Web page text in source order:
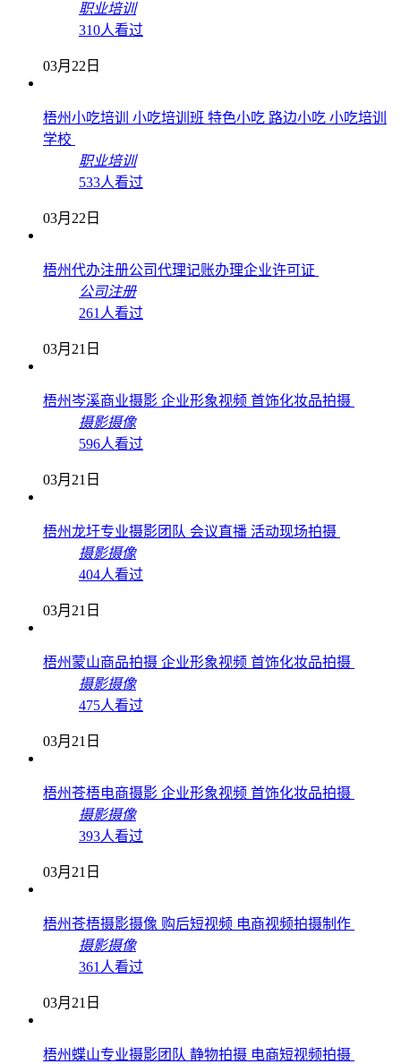
职业培训
310人看过
03月22日
梧州小吃培训 小吃培训班 特色小吃 路边小吃 小吃培训
学校
职业培训
533人看过
03月22日
梧州代办注册公司代理记账办理企业许可证
公司注册
261人看过
03月21日
梧州岑溪商业摄影 企业形象视频 首饰化妆品拍摄
摄影摄像
596人看过
03月21日
梧州龙圩专业摄影团队 会议直播 活动现场拍摄
摄影摄像
404人看过
03月21日
梧州蒙山商品拍摄 企业形象视频 首饰化妆品拍摄
摄影摄像
475人看过
03月21日
梧州苍梧电商摄影 企业形象视频 首饰化妆品拍摄
摄影摄像
393人看过
03月21日
梧州苍梧摄影摄像 购后短视频 电商视频拍摄制作
摄影摄像
361人看过
03月21日
梧州蝶山专业摄影团队 静物拍摄 电商短视频拍摄